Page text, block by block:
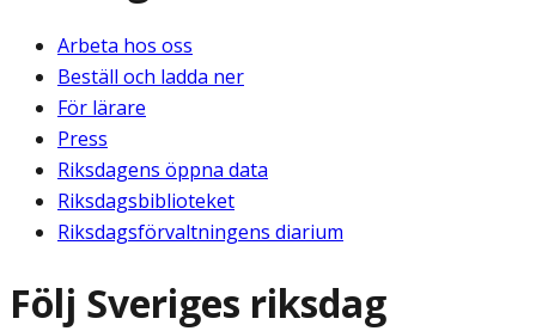
Arbeta hos oss
Beställ och ladda ner
För lärare
Press
Riksdagens öppna data
Riksdagsbiblioteket
Riksdagsförvaltningens diarium
Följ Sveriges riksdag